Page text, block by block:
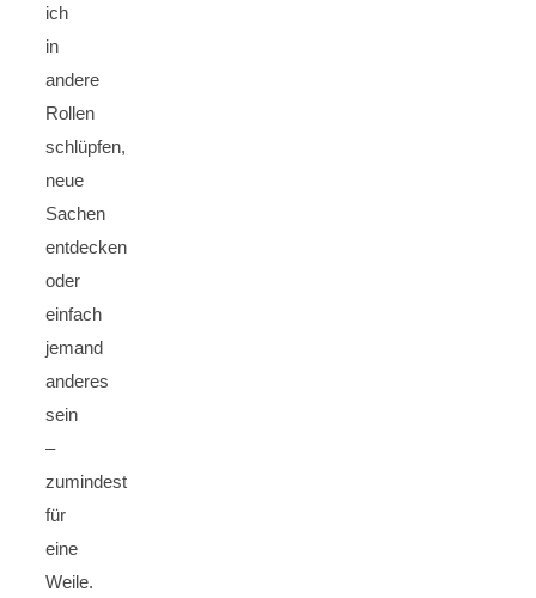
ich
in
andere
Rollen
schlüpfen,
neue
Sachen
entdecken
oder
einfach
jemand
anderes
sein
–
zumindest
für
eine
Weile.